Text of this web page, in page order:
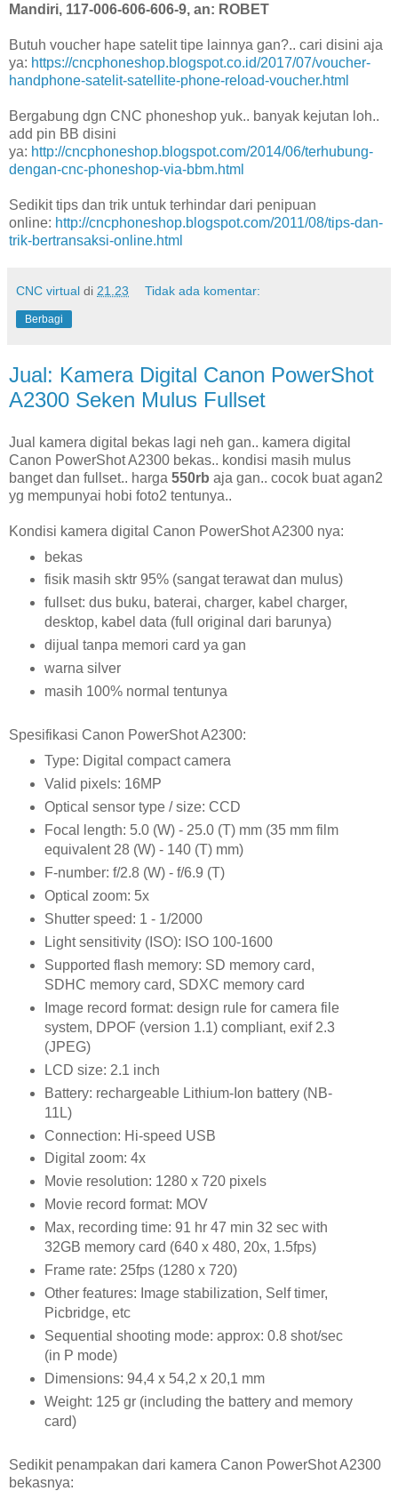
Mandiri, 117-006-606-606-9, an: ROBET
Butuh voucher hape satelit tipe lainnya gan?.. cari disini aja
ya: https://cncphoneshop.blogspot.co.id/2017/07/voucher-
handphone-satelit-satellite-phone-reload-voucher.html
Bergabung dgn CNC phoneshop yuk.. banyak kejutan loh..
add pin BB disini
ya: http://cncphoneshop.blogspot.com/2014/06/terhubung-
dengan-cnc-phoneshop-via-bbm.html
Sedikit tips dan trik untuk terhindar dari penipuan
online: http://cncphoneshop.blogspot.com/2011/08/tips-dan-
trik-bertransaksi-online.html
CNC virtual di 21.23 Tidak ada komentar:
Berbagi
Jual: Kamera Digital Canon PowerShot
A2300 Seken Mulus Fullset
Jual kamera digital bekas lagi neh gan.. kamera digital
Canon PowerShot A2300 bekas.. kondisi masih mulus
banget dan fullset.. harga 550rb aja gan.. cocok buat agan2
yg mempunyai hobi foto2 tentunya..
Kondisi kamera digital Canon PowerShot A2300 nya:
bekas
fisik masih sktr 95% (sangat terawat dan mulus)
fullset: dus buku, baterai, charger, kabel charger,
desktop, kabel data (full original dari barunya)
dijual tanpa memori card ya gan
warna silver
masih 100% normal tentunya
Spesifikasi Canon PowerShot A2300:
Type: Digital compact camera
Valid pixels: 16MP
Optical sensor type / size: CCD
Focal length: 5.0 (W) - 25.0 (T) mm (35 mm film
equivalent 28 (W) - 140 (T) mm)
F-number: f/2.8 (W) - f/6.9 (T)
Optical zoom: 5x
Shutter speed: 1 - 1/2000
Light sensitivity (ISO): ISO 100-1600
Supported flash memory: SD memory card,
SDHC memory card, SDXC memory card
Image record format: design rule for camera file
system, DPOF (version 1.1) compliant, exif 2.3
(JPEG)
LCD size: 2.1 inch
Battery: rechargeable Lithium-Ion battery (NB-
11L)
Connection: Hi-speed USB
Digital zoom: 4x
Movie resolution: 1280 x 720 pixels
Movie record format: MOV
Max, recording time: 91 hr 47 min 32 sec with
32GB memory card (640 x 480, 20x, 1.5fps)
Frame rate: 25fps (1280 x 720)
Other features: Image stabilization, Self timer,
Picbridge, etc
Sequential shooting mode: approx: 0.8 shot/sec
(in P mode)
Dimensions: 94,4 x 54,2 x 20,1 mm
Weight: 125 gr (including the battery and memory
card)
Sedikit penampakan dari kamera Canon PowerShot A2300
bekasnya: